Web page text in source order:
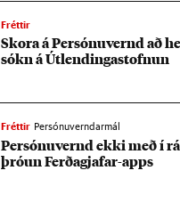
Fréttir
Skora á Per­sónu­vernd að
sókn á Út­lend­inga­stofn­un
Fréttir Persónuverndarmál
Per­sónu­vernd ekki með í
þró­un Ferða­gjaf­ar-apps